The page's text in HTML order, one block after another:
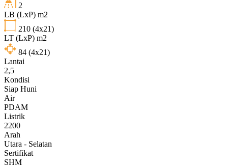
2
LB (LxP) m2
210 (4x21)
LT (LxP) m2
84 (4x21)
Lantai
2,5
Kondisi
Siap Huni
Air
PDAM
Listrik
2200
Arah
Utara - Selatan
Sertifikat
SHM